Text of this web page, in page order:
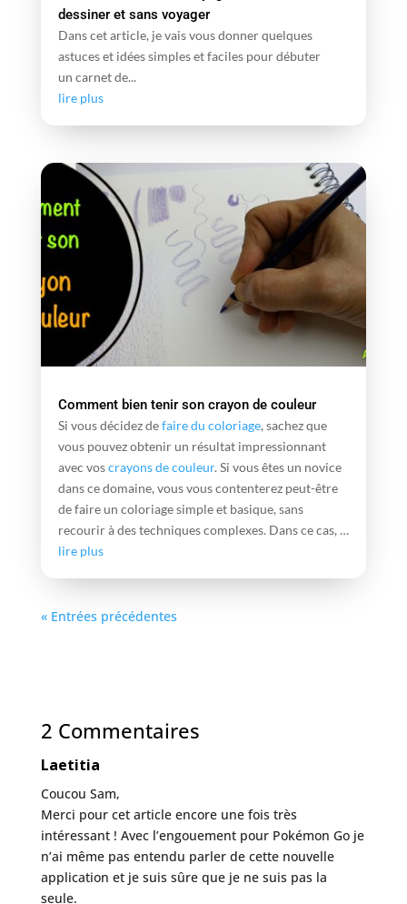
dessiner et sans voyager
Dans cet article, je vais vous donner quelques
astuces et idées simples et faciles pour débuter
un carnet de...
lire plus
Comment bien tenir son crayon de couleur
Si vous décidez defaire du coloriage, sachez que
vous pouvez obtenir un résultat impressionnant
avec voscrayons de couleur. Si vous êtes un novice
dans ce domaine, vous vous contenterez peut-être
de faire un coloriage simple et basique, sans
recourir à des techniques complexes. Dans ce cas, …
lire plus
« Entrées précédentes
2 Commentaires
Laetitia
Coucou Sam,
Merci pour cet article encore une fois très
intéressant ! Avec l’engouement pour Pokémon Go je
n’ai même pas entendu parler de cette nouvelle
application et je suis sûre que je ne suis pas la
seule.